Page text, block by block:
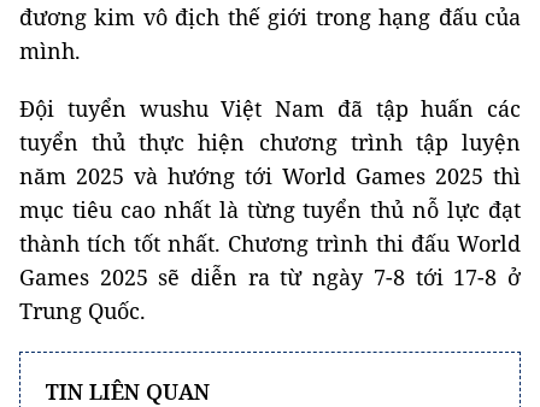
đương kim vô địch thế giới trong hạng đấu của
mình.
Đội tuyển wushu Việt Nam đã tập huấn các
tuyển thủ thực hiện chương trình tập luyện
năm 2025 và hướng tới World Games 2025 thì
mục tiêu cao nhất là từng tuyển thủ nỗ lực đạt
thành tích tốt nhất. Chương trình thi đấu World
Games 2025 sẽ diễn ra từ ngày 7-8 tới 17-8 ở
Trung Quốc.
TIN LIÊN QUAN